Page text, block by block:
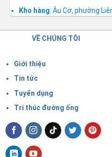
Kho hàng: Âu Cơ, phường
VỀ CHÚNG TÔI
Giới thiệu
Tin tức
Tuyển dụng
Tri thúc đường ống